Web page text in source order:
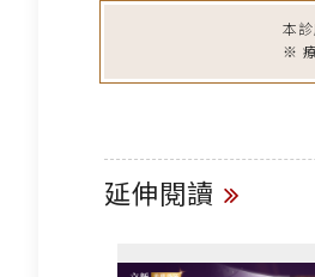
本
※
延伸閱讀